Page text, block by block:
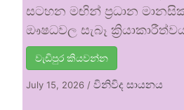
සටහන මඟින් ප්‍රධාන
ඖෂධවල සැබෑ
වැඩිපුර කියවන්න
July 15, 2026 /විනිවිද සායනය